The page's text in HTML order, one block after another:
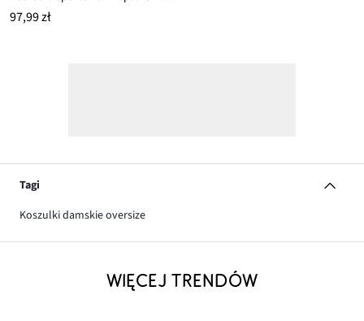
97,99 zł
Tagi
Koszulki damskie oversize
WIĘCEJ TRENDÓW